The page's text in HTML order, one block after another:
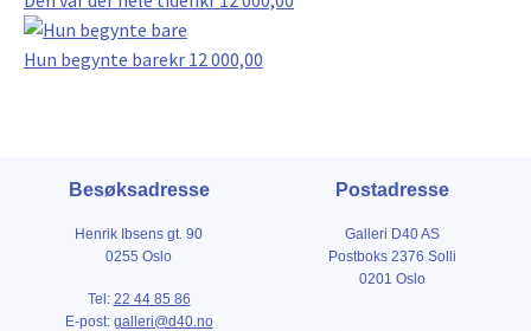
Hun begynte barekr 12 000,00
Besøksadresse
Henrik Ibsens gt. 90
0255 Oslo
Tel: 22 44 85 86
E-post: galleri@d40.no
Postadresse
Galleri D40 AS
Postboks 2376 Solli
0201 Oslo